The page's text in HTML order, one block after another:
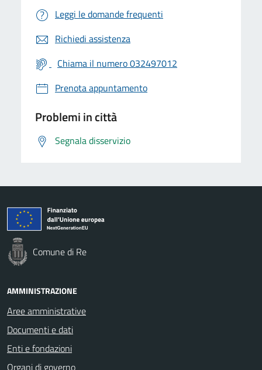
Leggi le domande frequenti
Richiedi assistenza
Chiama il numero 032497012
Prenota appuntamento
Problemi in città
Segnala disservizio
Comune di Re
AMMINISTRAZIONE
Aree amministrative
Documenti e dati
Enti e fondazioni
Organi di governo